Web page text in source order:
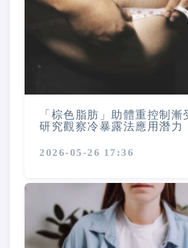
「棕色脂肪」助體重控制
研究觀察冷暴露法應用潛力
2026-05-26 17:36